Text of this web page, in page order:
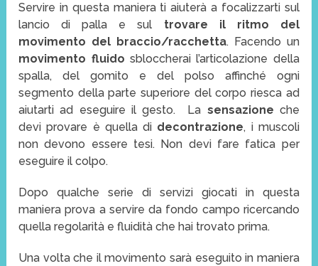
Servire in questa maniera ti aiuterà a focalizzarti sul
lancio di palla e sul trovare il ritmo del
movimento del braccio/racchetta. Facendo un
movimento fluido sbloccherai l’articolazione della
spalla, del gomito e del polso affinché ogni
segmento della parte superiore del corpo riesca ad
aiutarti ad eseguire il gesto. La sensazione che
devi provare è quella di decontrazione, i muscoli
non devono essere tesi. Non devi fare fatica per
eseguire il colpo.
Dopo qualche serie di servizi giocati in questa
maniera prova a servire da fondo campo ricercando
quella regolarità e fluidità che hai trovato prima.
Una volta che il movimento sarà eseguito in maniera